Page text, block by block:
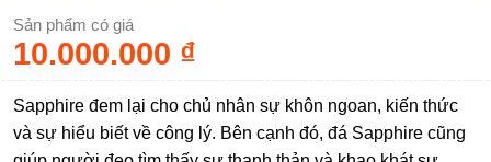
Sản phẩm có giá
10.000.000 ₫
Sapphire đem lại cho chủ nhân sự khôn ngoan, kiến thức
và sự hiểu biết về công lý. Bên cạnh đó, đá Sapphire cũng